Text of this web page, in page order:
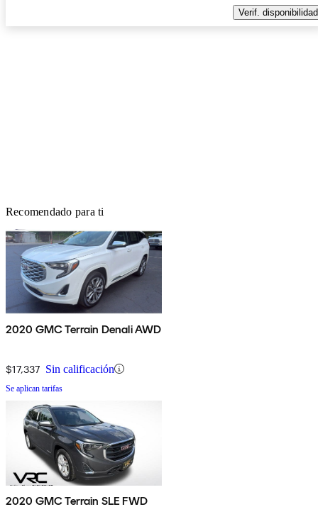
Verif. disponibilidad
Recomendado para ti
2020 GMC Terrain Denali AWD
$17,337 Sin calificación
Se aplican tarifas
2020 GMC Terrain SLE FWD